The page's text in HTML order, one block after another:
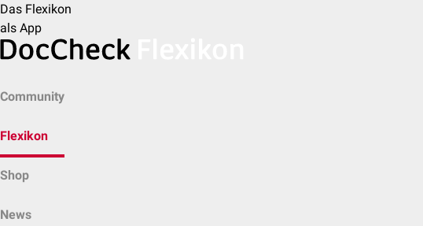
Das Flexikon
als App
Community
Flexikon
Shop
News